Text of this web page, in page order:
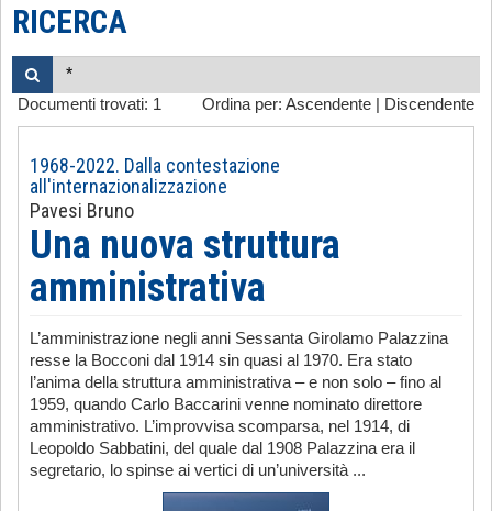
1915-1945 Tra le due guerre
1945-1968 Dalla liberazione al '68
1968-2022 Dalla contestazione all'internazionalizzazione
-
RICERCA
Ordina per: Ascendente Discendente
Documenti trovati: 1
1968-2022. Dalla contestazione
all'internazionalizzazione
Pavesi Bruno
Una nuova struttura
amministrativa
L’amministrazione negli anni Sessanta Girolamo Palazzina
resse la Bocconi dal 1914 sin quasi al 1970. Era stato
l’anima della struttura amministrativa – e non solo – fino al
1959, quando Carlo Baccarini venne nominato direttore
amministrativo. L’improvvisa scomparsa, nel 1914, di
Leopoldo Sabbatini, del quale dal 1908 Palazzina era il
segretario, lo spinse ai vertici di un’università ...